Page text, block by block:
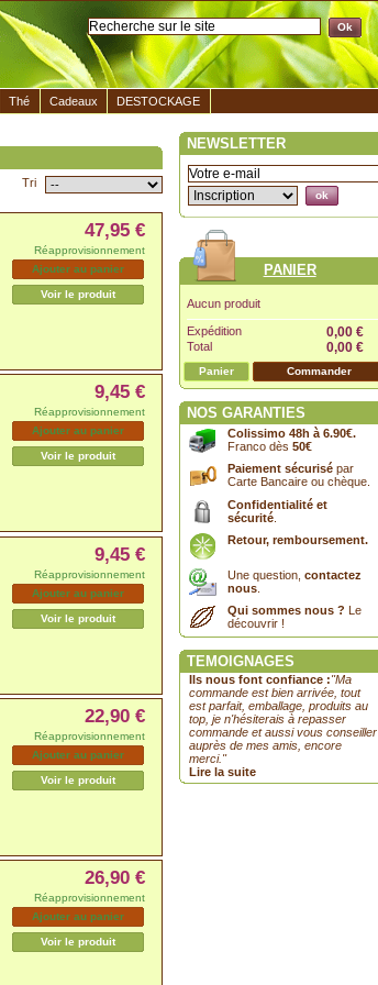
Thé Cadeaux DESTOCKAGE
Tri
47,95 €
Réapprovisionnement
Ajouter au panier
Voir le produit
9,45 €
Réapprovisionnement
Ajouter au panier
Voir le produit
9,45 €
Réapprovisionnement
Ajouter au panier
Voir le produit
22,90 €
Réapprovisionnement
Ajouter au panier
Voir le produit
26,90 €
Réapprovisionnement
Ajouter au panier
Voir le produit
NEWSLETTER
PANIER
Aucun produit
Expédition 0,00 €
Total 0,00 €
Panier Commander
NOS GARANTIES
Colissimo 48h à 6.90€.
Franco dès 50€
Paiement sécurisépar
Carte Bancaire ou chèque.
Confidentialité et
sécurité.
Retour, remboursement.
Une question, contactez
nous.
Qui sommes nous ? Le
découvrir !
TEMOIGNAGES
Ils nous font confiance :"Ma
commande est bien arrivée, tout
est parfait, emballage, produits au
top, je n'hésiterais à repasser
commande et aussi vous conseiller
auprès de mes amis, encore
merci."
Lire la suite